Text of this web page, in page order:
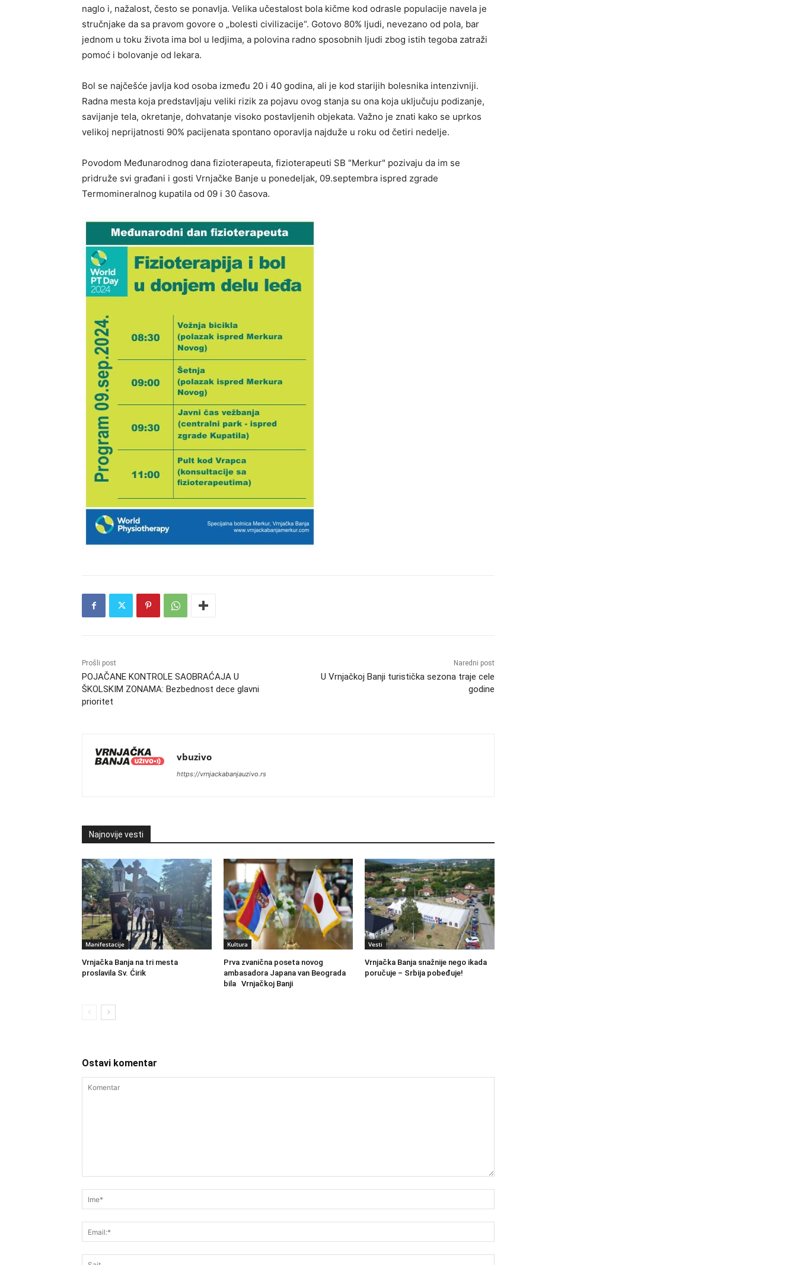
naglo i, nažalost, često se ponavlja. Velika učestalost bola kičme kod odrasle populacije navela je
stručnjake da sa pravom govore o „bolesti civilizacije“. Gotovo 80% ljudi, nevezano od pola, bar
jednom u toku života ima bol u ledjima, a polovina radno sposobnih ljudi zbog istih tegoba zatraži
pomoć i bolovanje od lekara.
Bol se najčešće javlja kod osoba između 20 i 40 godina, ali je kod starijih bolesnika intenzivniji.
Radna mesta koja predstavljaju veliki rizik za pojavu ovog stanja su ona koja uključuju podizanje,
savijanje tela, okretanje, dohvatanje visoko postavljenih objekata. Važno je znati kako se uprkos
velikoj neprijatnosti 90% pacijenata spontano oporavlja najduže u roku od četiri nedelje.
Povodom Međunarodnog dana fizioterapeuta, fizioterapeuti SB "Merkur" pozivaju da im se
pridruže svi građani i gosti Vrnjačke Banje u ponedeljak, 09.septembra ispred zgrade
Termomineralnog kupatila od 09 i 30 časova.
Prošli post
POJAČANE KONTROLE SAOBRAĆAJA U
ŠKOLSKIM ZONAMA: Bezbednost dece glavni
prioritet
Naredni post
U Vrnjačkoj Banji turistička sezona traje cele
godine
vbuzivo
https://vrnjackabanjauzivo.rs
Najnovije vesti
Manifestacije
Vrnjačka Banja na tri mesta
proslavila Sv. Ćirik
Kultura
Prva zvanična poseta novog
ambasadora Japana van Beograda
bila Vrnjačkoj Banji
Vesti
Vrnjačka Banja snažnije nego ikada
poručuje – Srbija pobeđuje!
Ostavi komentar